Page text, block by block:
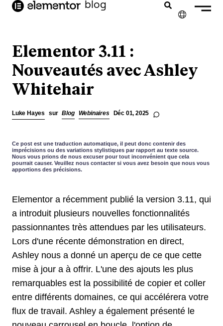
principal
blog
NEDERLANDS
ITALIANO
Elementor 3.11 :
Nouveautés avec Ashley
Whitehair
Luke Hayes sur Blog Webinaires Déc 01, 2025
Ce post est une traduction automatique, il peut donc contenir des
imprécisions ou des variations stylistiques par rapport au texte source.
Nous vous prions de nous excuser pour tout inconvénient que cela
pourrait causer. Veuillez nous contacter si vous avez besoin que nous vous
apportions des précisions.
Elementor a récemment publié la version 3.11, qui
a introduit plusieurs nouvelles fonctionnalités
passionnantes très attendues par les utilisateurs.
Lors d'une récente démonstration en direct,
Ashley nous a donné un aperçu de ce que cette
mise à jour a à offrir. L'une des ajouts les plus
remarquables est la possibilité de copier et coller
entre différents domaines, ce qui accélérera votre
flux de travail. Ashley a également présenté le